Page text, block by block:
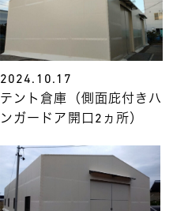
2024.10.17
テント倉庫（側面庇付きハ
ンガードア開口2ヵ所）